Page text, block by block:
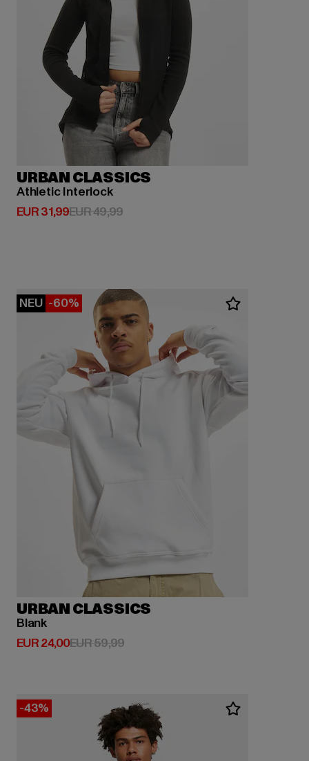
URBAN CLASSICS
Athletic Interlock
EUR 31,99
Derzeitiger Preis: EUR 31,99
EUR 49,99Aktionspreis: EUR 49,99
NEU -60%
URBAN CLASSICS
Blank
EUR 24,00
Derzeitiger Preis: EUR 24,00
EUR 59,99Aktionspreis: EUR 59,99
-43%